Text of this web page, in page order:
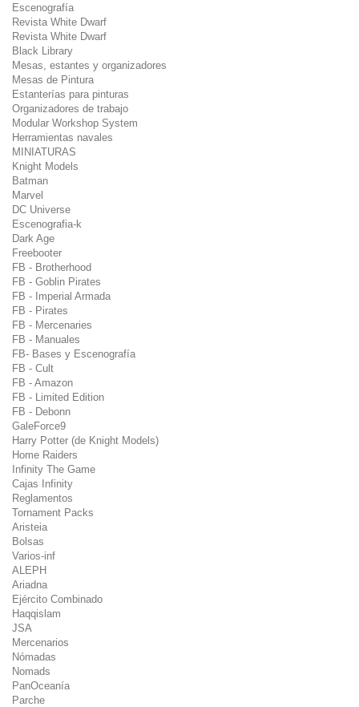
Escenografía
Revista White Dwarf
Revista White Dwarf
Black Library
Mesas, estantes y organizadores
Mesas de Pintura
Estanterías para pinturas
Organizadores de trabajo
Modular Workshop System
Herramientas navales
MINIATURAS
Knight Models
Batman
Marvel
DC Universe
Escenografia-k
Dark Age
Freebooter
FB - Brotherhood
FB - Goblin Pirates
FB - Imperial Armada
FB - Pirates
FB - Mercenaries
FB - Manuales
FB- Bases y Escenografía
FB - Cult
FB - Amazon
FB - Limited Edition
FB - Debonn
GaleForce9
Harry Potter (de Knight Models)
Home Raiders
Infinity The Game
Cajas Infinity
Reglamentos
Tornament Packs
Aristeia
Bolsas
Varios-inf
ALEPH
Ariadna
Ejército Combinado
Haqqislam
JSA
Mercenarios
Nómadas
Nomads
PanOceanía
Parche